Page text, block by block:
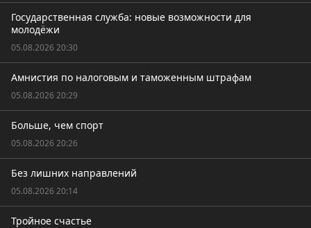
Государственная служба: новые возможности для
молодёжи
05.08.2026 20:30
Амнистия по налоговым и таможенным штрафам
05.08.2026 20:29
Больше, чем спорт
05.08.2026 20:26
Без лишних направлений
05.08.2026 20:14
Тройное счастье